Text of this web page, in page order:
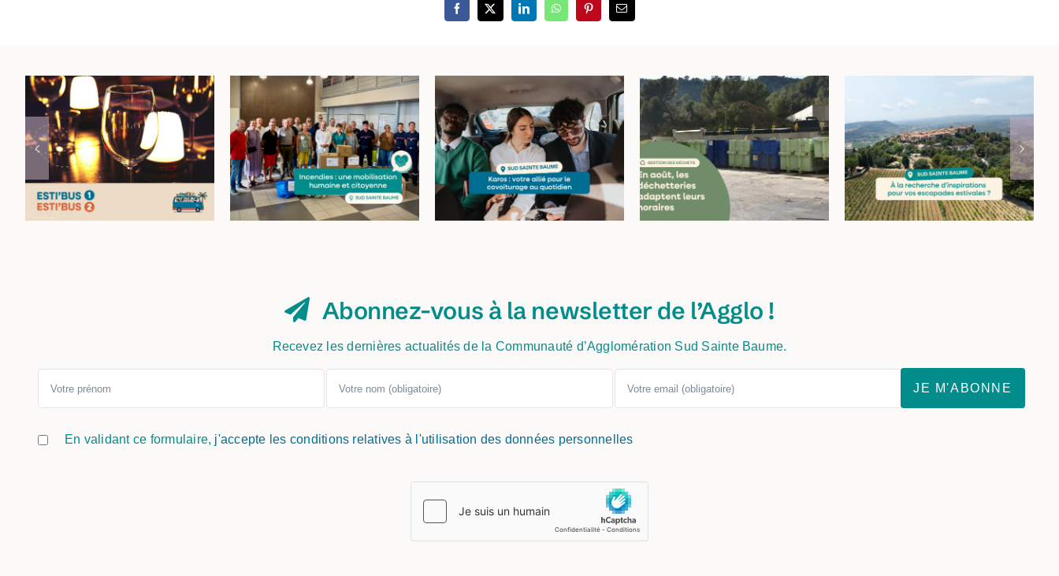
Rejoignez vos
lieux de sortie
avec les navettes
Esti’Bus
Incendies dans le
Haut-Var : une
mobilisation
humaine et
citoyenne
Le covoiturage du
quotidien : simple
et économique
Canicule :
ajustement des
horaires des
déchetteries
À la recherche
d’inspiration pour
vos escapades
estivales ?
Abonnez-vous à la newsletter de l’Agglo !
Recevez les dernières actualités de la Communauté d’Agglomération Sud Sainte Baume.
En validant ce formulaire, j'accepte les conditions relatives à l'utilisation des données personnelles